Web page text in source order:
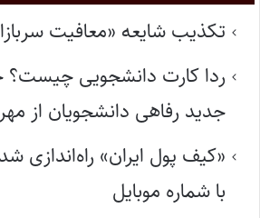
تکذیب شایعه «معافیت
ردا کارت دانشجویی چیست؟
جدید رفاهی دانشجویان از مهر ۱۴۰۵
«کیف پول ایران» راه‌اندازی
با شماره موبایل